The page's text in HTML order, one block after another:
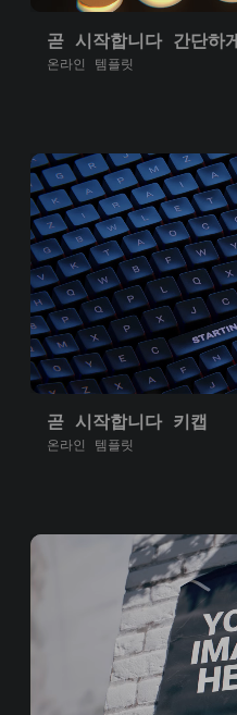
곧 시작합니다 간단하게
온라인 템플릿
곧 시작합니다 키캡
온라인 템플릿